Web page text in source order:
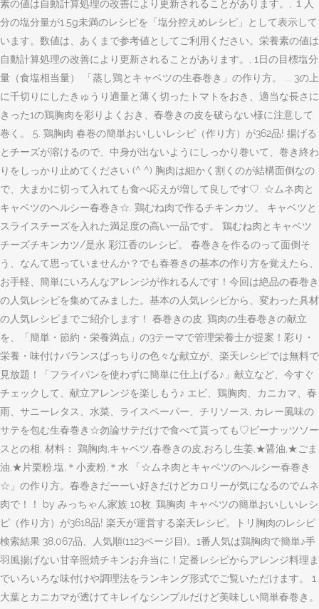
素の値は自動計算処理の改善により更新されることがあります。, １人
分の塩分量が1.5g未満のレシピを「塩分控えめレシピ」として表示して
います。数値は、あくまで参考値としてご利用ください。栄養素の値は
自動計算処理の改善により更新されることがあります。, 1日の目標塩分
量（食塩相当量） 「蒸し鶏とキャベツの生春巻き」の作り方。 ... 3の上
に千切りにしたきゅうり適量と薄く切ったトマトをおき、適当な長さに
きった1の鶏胸肉を彩りよくおき、春巻きの皮を破らない様に注意して
巻く。 5. 鶏胸肉 春巻の簡単おいしいレシピ（作り方）が362品! 揚げる
とチーズが溶けるので、中身が出ないようにしっかり巻いて、巻き終わ
りをしっかり止めてください (^ ^) 胸肉は細かく割くのが結構面倒なの
で、大まかに切って入れても食べ応えが増して良しです♡. ☆ムネ肉と
キャベツのヘルシー春巻き☆. 鶏むね肉で作るチキンカツ。 キャベツと
スライスチーズを入れた満足度の高い一品です。 鶏むね肉とキャベツ
チーズチキンカツ/是永 彩江香のレシピ。 春巻きを作るのって面倒そ
う、なんて思っていませんか？でも春巻きの基本の作り方を覚えたら、
お手軽、簡単にいろんなアレンジが作れるんです！今回は絶品の春巻き
の人気レシピを集めてみました。基本の人気レシピから、変わった具材
の人気レシピまでご紹介します！ 春巻きの皮. 鶏肉の生春巻きの献立
を、「簡単・節約・栄養満点」の3テーマで管理栄養士が提案！彩り・
栄養・味付けバランスばっちりの色々な献立が、楽天レシピでは無料で
見放題！「フライパンを使わずに簡単に仕上げる♪」献立など、今すぐ
チェックして、献立アレンジを楽しもう♪ エビ、鶏胸肉、カニカマ、春
雨、サニーレタス、水菜、ライスペーパー、チリソース, カレー風味の
サテを包む生春巻き☆勿論サテだけで食べて貰っても♡ピーナッツソー
スとの相, 材料： 鶏胸肉,キャベツ,春巻きの皮,おろし生姜,★醤油,★ごま
油,★片栗粉,塩,＊小麦粉,＊水 「☆ムネ肉とキャベツのヘルシー春巻き
☆」の作り方。春巻きだーーい好きだけどカロリーが気になるのでムネ
肉で！！ by みっちゃん家族 10枚. 鶏胸肉 キャベツの簡単おいしいレシ
ピ（作り方）が3618品! 楽天が運営する楽天レシピ。トリ胸肉のレシピ
検索結果 38,067品、人気順(1123ページ目)。1番人気は鶏胸肉で簡単♪手
羽風揚げない甘辛照焼チキンお弁当に！定番レシピからアレンジ料理ま
でいろいろな味付けや調理法をランキング形式でご覧いただけます。 1.
大葉とカニカマが透けてキレイなシンプルだけど美味しい簡単春巻き。